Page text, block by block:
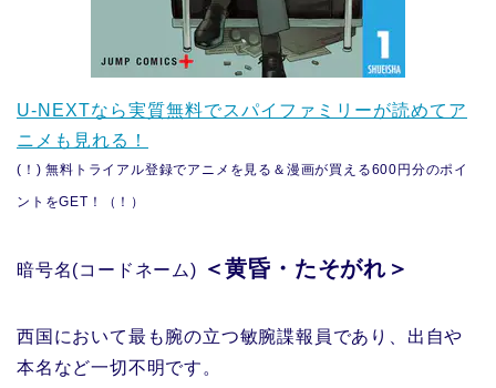
U-NEXTなら実質無料でスパイファミリーが読めてア
ニメも見れる！
(！) 無料トライアル登録でアニメを見る＆漫画が買える600円分のポイ
ントをGET！（！）
暗号名(コードネーム) ＜黄昏・たそがれ＞
西国において最も腕の立つ敏腕諜報員であり、出自や
本名など一切不明です。